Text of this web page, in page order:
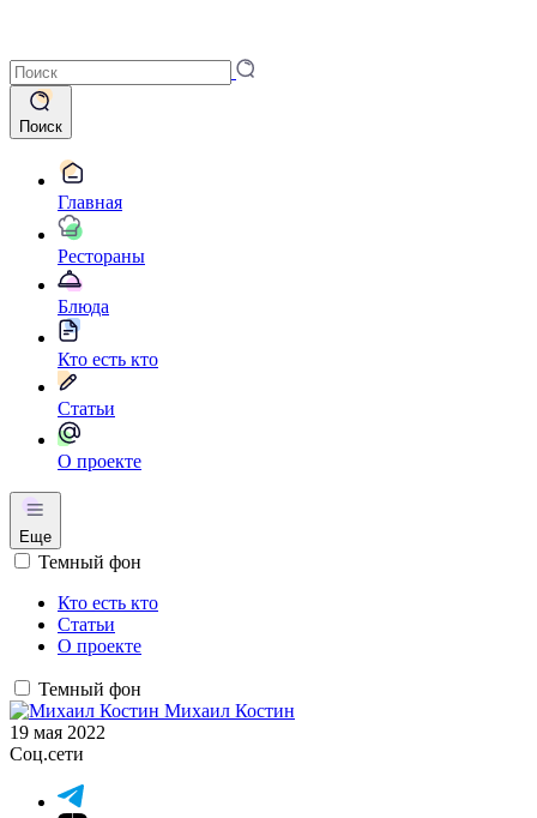
Поиск
Главная
Рестораны
Блюда
Кто есть кто
Статьи
О проекте
Еще
Темный фон
Кто есть кто
Статьи
О проекте
Темный фон
Михаил Костин
19 мая 2022
Соц.сети